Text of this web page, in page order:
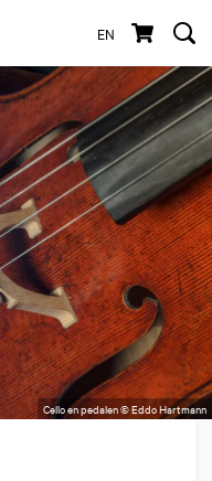
EN
Cello en pedalen © Eddo Hartmann